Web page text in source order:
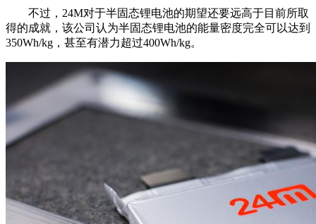
不过，24M对于半固态锂电池的期望还要远高于目前所取
得的成就，该公司认为半固态锂电池的能量密度完全可以达到
350Wh/kg，甚至有潜力超过400Wh/kg。